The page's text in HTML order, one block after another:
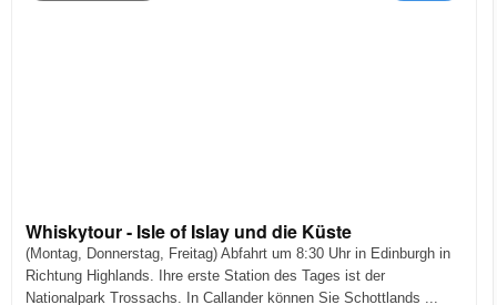
Whiskytour - Isle of Islay und die Küste
(Montag, Donnerstag, Freitag) Abfahrt um 8:30 Uhr in Edinburgh in
Richtung Highlands. Ihre erste Station des Tages ist der
Nationalpark Trossachs. In Callander können Sie Schottlands ...